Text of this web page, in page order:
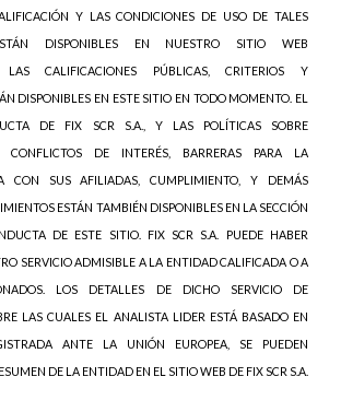
Y LAS CONDICIONES DE USO DE TALES
DISPONIBLES EN NUESTRO SITIO WEB
LAS CALIFICACIONES PÚBLICAS, CRITERIOS Y
DISPONIBLES EN ESTE SITIO EN TODO MOMENTO. EL
DE FIX SCR S.A., Y LAS POLÍTICAS SOBRE
CONFLICTOS DE INTERÉS, BARRERAS PARA LA
CON SUS AFILIADAS, CUMPLIMIENTO, Y DEMÁS
ESTÁN TAMBIÉN DISPONIBLES EN LA SECCIÓN
DE ESTE SITIO. FIX SCR S.A. PUEDE HABER
SERVICIO ADMISIBLE A LA ENTIDAD CALIFICADA O A
LOS DETALLES DE DICHO SERVICIO DE
LAS CUALES EL ANALISTA LIDER ESTÁ BASADO EN
ANTE LA UNIÓN EUROPEA, SE PUEDEN
DE LA ENTIDAD EN EL SITIO WEB DE FIX SCR S.A.